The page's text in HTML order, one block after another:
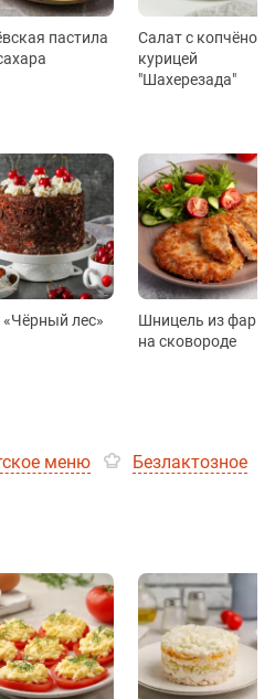
пастила
Салат с копчёной
курицей
"Шахерезада"
«Чёрный лес»
Шницель из
на сковороде
меню
Безлактозное